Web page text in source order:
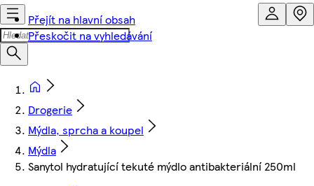
Přejít na hlavní obsah
Přeskočit na vyhledávání
Drogerie
Mýdla, sprcha a koupel
Mýdla
Sanytol hydratující tekuté mýdlo antibakteriální 250ml